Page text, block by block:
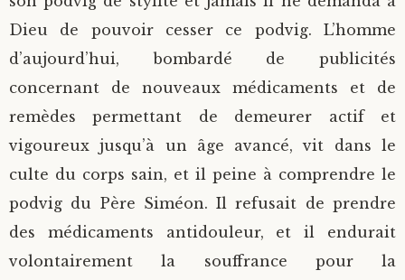
Dieu de pouvoir cesser ce podvig. L’homme
d’aujourd’hui, bombardé de publicités
concernant de nouveaux médicaments et de
remèdes permettant de demeurer actif et
vigoureux jusqu’à un âge avancé, vit dans le
culte du corps sain, et il peine à comprendre le
podvig du Père Siméon. Il refusait de prendre
des médicaments antidouleur, et il endurait
volontairement la souffrance pour la